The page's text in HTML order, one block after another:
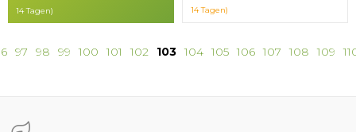
14 Tagen)
14 Tagen)
97 98 99 100 101 102 103 104 105 106 107 108 109